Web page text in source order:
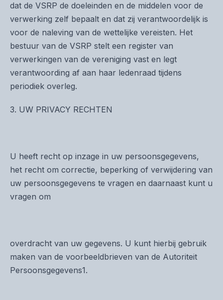
dat de VSRP de doeleinden en de middelen voor de
verwerking zelf bepaalt en dat zij verantwoordelijk is
voor de naleving van de wettelijke vereisten. Het
bestuur van de VSRP stelt een register van
verwerkingen van de vereniging vast en legt
verantwoording af aan haar ledenraad tijdens
periodiek overleg.
3. UW PRIVACY RECHTEN
U heeft recht op inzage in uw persoonsgegevens,
het recht om correctie, beperking of verwijdering van
uw persoonsgegevens te vragen en daarnaast kunt u
vragen om
overdracht van uw gegevens. U kunt hierbij gebruik
maken van de voorbeeldbrieven van de Autoriteit
Persoonsgegevens1.